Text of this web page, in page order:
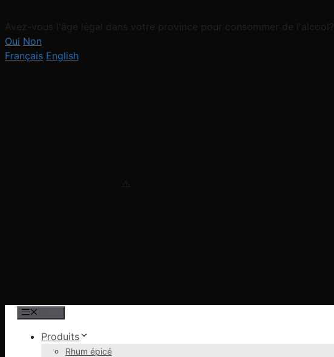
Avez-vous l'âge légal dans votre province pour consommer de l'alcool?
Oui Non
Français English
Aller
contenu Produits
Rhum épicé